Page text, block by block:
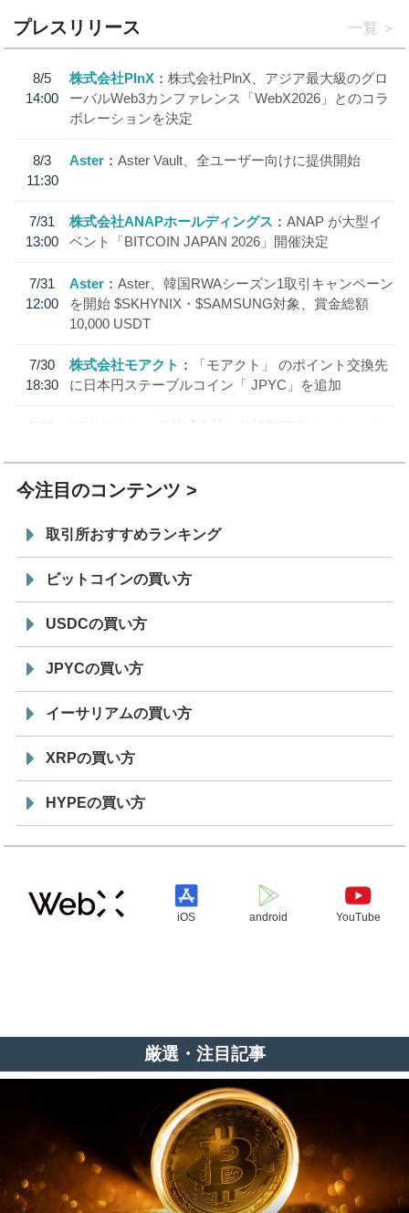
プレスリリース 一覧
8/5
14:00
株式会社PlnX
株式会社PlnX、アジア最大級のグロ
ーバルWeb3カンファレンス「WebX2026」とのコラ
ボレーションを決定
8/3
11:30
Aster Aster Vault、全ユーザー向けに提供開始
7/31
13:00
株式会社ANAPホールディングス
ANAP が大型イ
ベント「BITCOIN JAPAN 2026」開催決定
7/31
12:00
Aster
Aster、韓国RWAシーズン1取引キャンペーン
を開始 $SKHYNIX・$SAMSUNG対象、賞金総額
10,000 USDT
7/30
18:30
株式会社モアクト
「モアクト」 のポイント交換先
に日本円ステーブルコイン「 JPYC」を追加
7/29
SBI VCトレード株式会社
信託型円建てステーブル
今注目のコンテンツ
取引所おすすめランキング
ビットコインの買い方
USDCの買い方
JPYCの買い方
イーサリアムの買い方
XRPの買い方
HYPEの買い方
iOS android YouTube
厳選・注目記事